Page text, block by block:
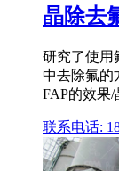
晶除去
研究了使用
中去除氟的
FAP的效果
联系电话: